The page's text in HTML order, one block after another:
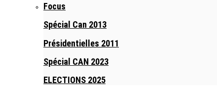
Focus
Spécial Can 2013
Présidentielles 2011
Spécial CAN 2023
ELECTIONS 2025